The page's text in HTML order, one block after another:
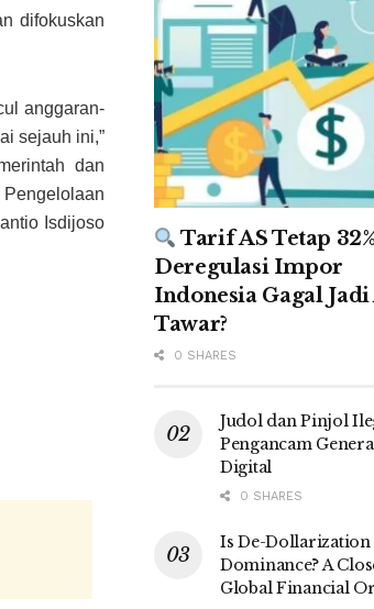
difokuskan
anggaran-
sejauh ini,”
dan
Isdijoso
Tarif AS Tetap
Deregulasi Impor
Indonesia Gagal
Tawar?
0 SHARES
Judol dan Pinjol
Pengancam
Digital
0 SHARES
Is De-
Dominance? A
Global Financial